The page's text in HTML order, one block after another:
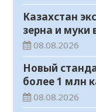
Казахстан
зерна и муки
08.08.2026
Новый
более 1 млн
08.08.2026